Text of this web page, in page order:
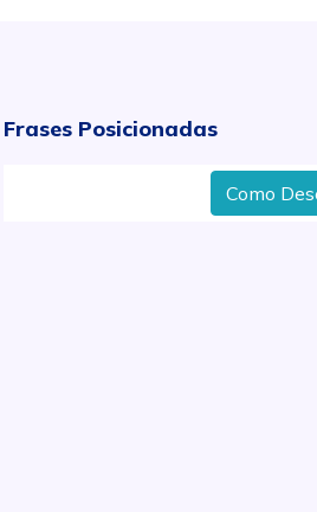
Frases Posicionadas
Como